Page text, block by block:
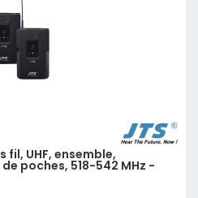
UHF, ensemble,
poches, 518-542 MHz -